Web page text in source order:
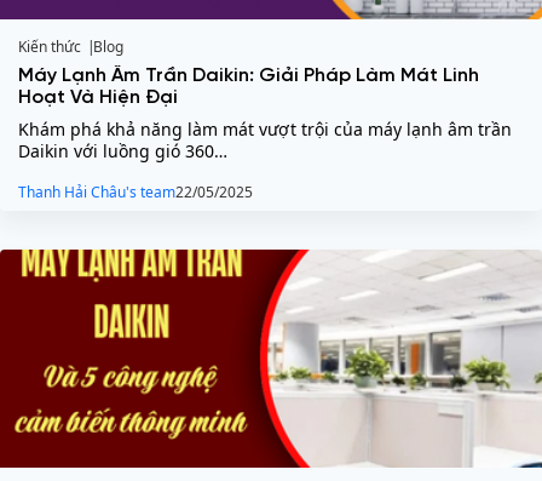
Kiến thức
Blog
Máy Lạnh Âm Trần Daikin: Giải Pháp Làm Mát Linh
Hoạt Và Hiện Đại
Khám phá khả năng làm mát vượt trội của máy lạnh âm trần
Daikin với luồng gió 360…
Thanh Hải Châu's team22/05/2025